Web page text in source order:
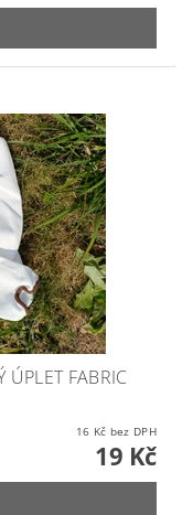
ÚPLET FABRIC
16 Kč bez DPH
19 Kč